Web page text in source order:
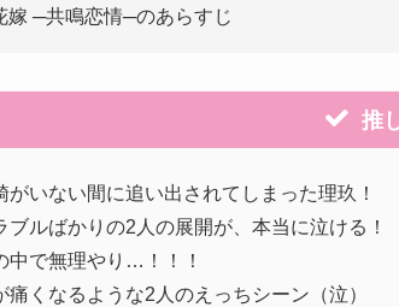
嫁 ─共鳴恋情─のあらすじ
推
いない間に追い出されてしまった理玖！
ルばかりの2人の展開が、本当に泣ける！
中で無理やり…！！！
くなるような2人のえっちシーン（泣）